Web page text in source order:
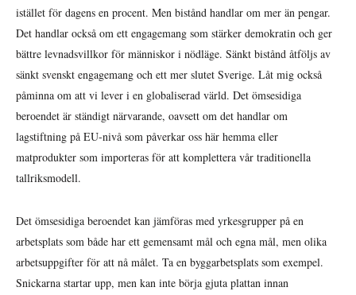
istället för dagens en procent. Men bistånd handlar om mer än pengar.
Det handlar också om ett engagemang som stärker demokratin och ger
bättre levnadsvillkor för människor i nödläge. Sänkt bistånd åtföljs av
sänkt svenskt engagemang och ett mer slutet Sverige. Låt mig också
påminna om att vi lever i en globaliserad värld. Det ömsesidiga
beroendet är ständigt närvarande, oavsett om det handlar om
lagstiftning på EU-nivå som påverkar oss här hemma eller
matprodukter som importeras för att komplettera vår traditionella
tallriksmodell.
Det ömsesidiga beroendet kan jämföras med yrkesgrupper på en
arbetsplats som både har ett gemensamt mål och egna mål, men olika
arbetsuppgifter för att nå målet. Ta en byggarbetsplats som exempel.
Snickarna startar upp, men kan inte börja gjuta plattan innan